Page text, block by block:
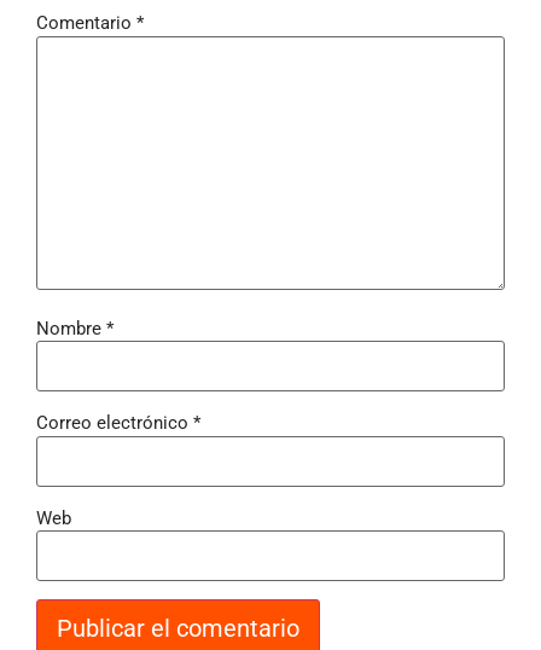
Comentario *
Nombre *
Correo electrónico *
Web